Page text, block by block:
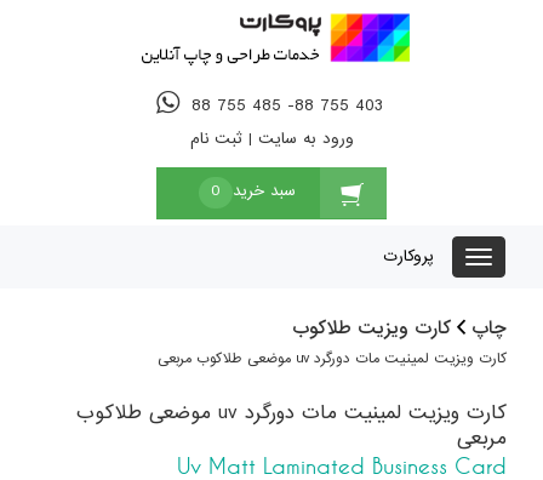
88 755 485 -88 755 403
ورود به سایت |ثبت نام
سبد خرید 0
پروکارت
چاپ کارت ویزیت طلاکوب
کارت ویزیت لمینیت مات دورگرد uv موضعی طلاکوب مربعی
کارت ویزیت لمینیت مات دورگرد uv موضعی طلاکوب
مربعی
Uv Matt Laminated Business Card